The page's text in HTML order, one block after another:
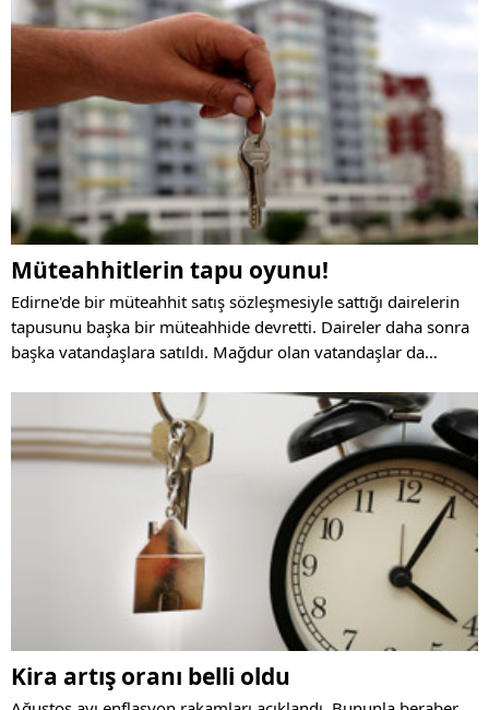
Müteahhitlerin tapu oyunu!
Edirne'de bir müteahhit satış sözleşmesiyle sattığı dairelerin
tapusunu başka bir müteahhide devretti. Daireler daha sonra
başka vatandaşlara satıldı. Mağdur olan vatandaşlar da
yapmadan sadece satış sözleşmesiyle ödeme yapmaması
konusunda uyarıyor.
Kira artış oranı belli oldu